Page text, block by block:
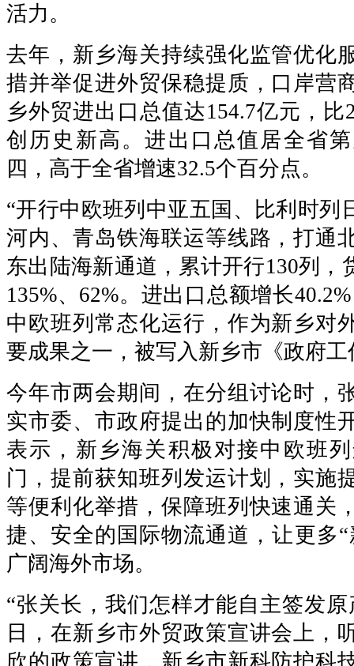
活力。
去年，新乡海关持续强化监管优化
措并举促进外贸保稳提质，口岸营
乡外贸进出口总值达154.7亿元，比
创历史新高。进出口总值居全省
四，高于全省增速32.5个百分点。
“开行中欧班列中亚五国、比利时列
河内、青岛铁海联运等线路，打通
东出陆海新通道，累计开行130列，
135%、62%。进出口总额增长
中欧班列常态化运行，作为新乡对
要成果之一，被写入新乡市《政府
今年市两会期间，在分组讨论时，
实市委、市政府提出的加快制度性
表示，新乡海关积极对接中欧班
门，提前获知班列发运计划，实施
等便利化举措，保障班列快速通关
捷、安全的国际物流通道，让更多
广阔海外市场。
“张关长，我们怎样才能自主签发
日，在新乡市外贸政策宣讲会上，
欣的政策宣讲，新乡市新科防护科